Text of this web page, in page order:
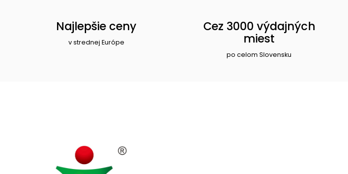
Najlepšie ceny
v strednej Európe
Cez 3000 výdajných
miest
po celom Slovensku